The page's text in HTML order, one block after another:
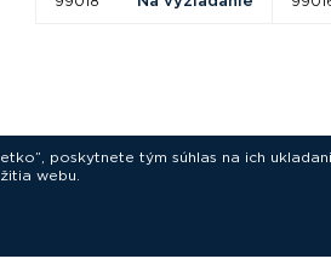
poskytnete tým súhlas na ich
webu.